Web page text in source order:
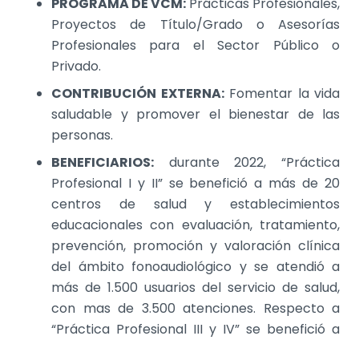
Proyectos de Título/Grado o Asesorías
Profesionales para el Sector Público o
Privado.
CONTRIBUCIÓN EXTERNA:Fomentar la vida
saludable y promover el bienestar de las
personas.
BENEFICIARIOS: durante 2022, “Práctica
Profesional I y II” se benefició a más de 20
centros de salud y establecimientos
educacionales con evaluación, tratamiento,
prevención, promoción y valoración clínica
del ámbito fonoaudiológico y se atendió a
más de 1.500 usuarios del servicio de salud,
con mas de 3.500 atenciones. Respecto a
“Práctica Profesional III y IV” se benefició a